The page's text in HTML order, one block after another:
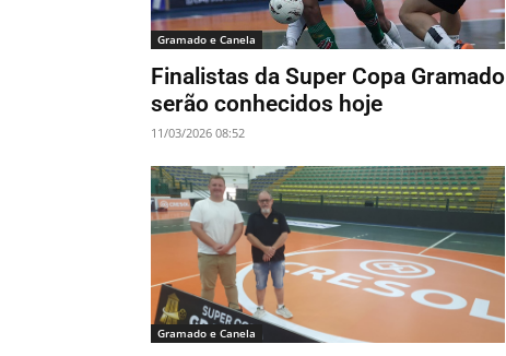
Gramado e Canela
Finalistas da Super Copa Gramado
serão conhecidos hoje
11/03/2026 08:52
Gramado e Canela